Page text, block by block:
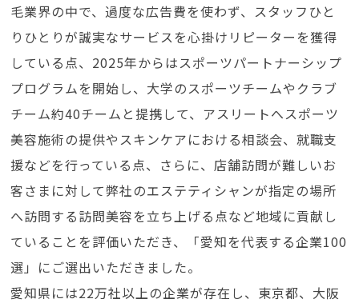
毛業界の中で、過度な広告費を使わず、スタッフひと
りひとりが誠実なサービスを心掛けリピーターを獲得
している点、2025年からはスポーツパートナーシップ
プログラムを開始し、大学のスポーツチームやクラブ
チーム約40チームと提携して、アスリートへスポーツ
美容施術の提供やスキンケアにおける相談会、就職支
援などを行っている点、さらに、店舗訪問が難しいお
客さまに対して弊社のエステティシャンが指定の場所
へ訪問する訪問美容を立ち上げる点など地域に貢献し
ていることを評価いただき、「愛知を代表する企業100
選」にご選出いただきました。
愛知県には22万社以上の企業が存在し、東京都、大阪